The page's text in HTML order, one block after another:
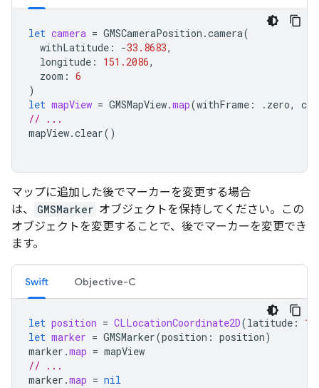
let camera = GMSCameraPosition .camera(
withLatitude : -33.8683,
longitude : 151.2086,
zoom : 6
)
let mapView = GMSMapView.map(withFrame : . zero,
// ...
mapView.clear()
マップに追加した後でマーカーを変更する場合
は、
GMSMarker オブジェクトを保持してください。この
オブジェクトを変更することで、後でマーカーを変更でき
ます。
Swift Objective-C
let position = CLLocationCoordinate2D(latitude : 10
let marker = GMSMarker(position : position)
marker .map = mapView
// ...
marker .map = nil